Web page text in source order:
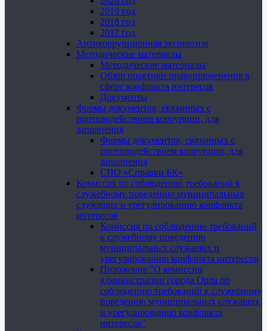
2019 год
2018 год
2017 год
Антикоррупционная экспертиза
Методические материалы
Методические материалы
Обзор практики правоприменения в
сфере конфликта интересов
Документы
Формы документов, связанных с
противодействием коррупции, для
заполнения
Формы документов, связанных с
противодействием коррупции, для
заполнения
СПО «Справки БК»
Комиссия по соблюдению требований к
служебному поведению муниципальных
служащих и урегулированию конфликта
интересов
Комиссия по соблюдению требований
к служебному поведению
муниципальных служащих и
урегулированию конфликта интересов
Положение "О комиссии
администрации города Орла по
соблюдению требований к служебному
поведению муниципальных служащих
и урегулированию конфликта
интересов"